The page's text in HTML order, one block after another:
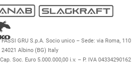
GRU S.p.A. Socio unico – Sede: via Roma, 110
24021 Albino (BG) Italy
Soc. Euro 5.000.000,00 i.v. – P. IVA 04334290162